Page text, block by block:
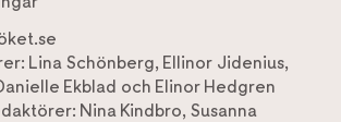
Lina Schönberg, Ellinor Jidenius,
Ekblad och Elinor Hedgren
Nina Kindbro, Susanna